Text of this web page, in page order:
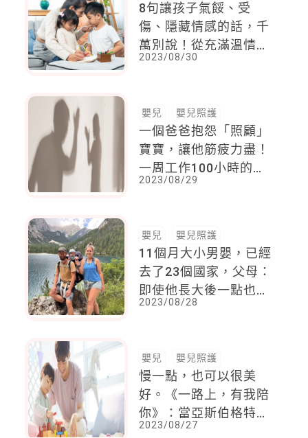
8句讓孩子氣餒、受
傷、隱藏情感的話，千
萬別說！從充滿溫情的
對話開始，讓孩子從中
2023/08/30
嬰兒 嬰兒照護
一個爸爸抱怨「照顧」
寶寶，讓他筋疲力盡！
一周工作100小時的他
上網求助，他這樣想
2023/08/29
嬰兒 嬰兒照護
11個月大小男嬰，已經
去了23個國家，父母：
即使他長大後一點也不
記得，但我們卻永遠不
2023/08/28
嬰兒 嬰兒照護
慢一點，也可以很美
好。《一路上，有我陪
你》：當亞斯伯格特質
父親遇上自閉症兒子
2023/08/27